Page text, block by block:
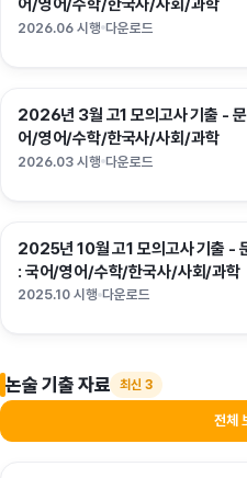
어/영어/수학/한국사/사회/과학
2026.06 시행 다운로드
고1
2026년 3월 고1 모의고사 기출 -
어/영어/수학/한국사/사회/과학
2026.03 시행 다운로드
고1
2025년 10월 고1 모의고사 기출 -
: 국어/영어/수학/한국사/사회/과학
2025.10 시행 다운로드
논술 기출 자료 최신 3
전체